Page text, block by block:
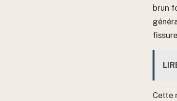
brun
Cette